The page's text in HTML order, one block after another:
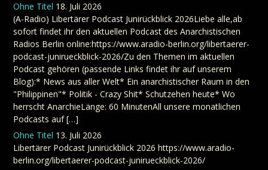
Ohne Titel 18. Juli 2026
(A-Radio) Libertärer Podcast Junirückblick 2026Liebe alle,ab
sofort findet ihr den aktuellen Podcast des Anarchistischen
Radios Berlin online:https://www.aradio-berlin.org/libertaerer-
podcast-junirueckblick-2026/Zu den Themen im aktuellen
Podcast gehören (passende Links findet ihr auf unserem
Blog):* News aus aller Welt* Ein anarchistischer Raum in den
"Philippinen"* Politik - Crazy Shit* Schutzehen heute* Wo
herrscht AnarchieLänge: 60 MinutenAll unsere monatlichen
Podcasts auf […]
Ohne Titel 13. Juli 2026
Libertärer Podcast Junirückblick 2026 https://www.aradio-
berlin.org/libertaerer-podcast-junirueckblick-2026/